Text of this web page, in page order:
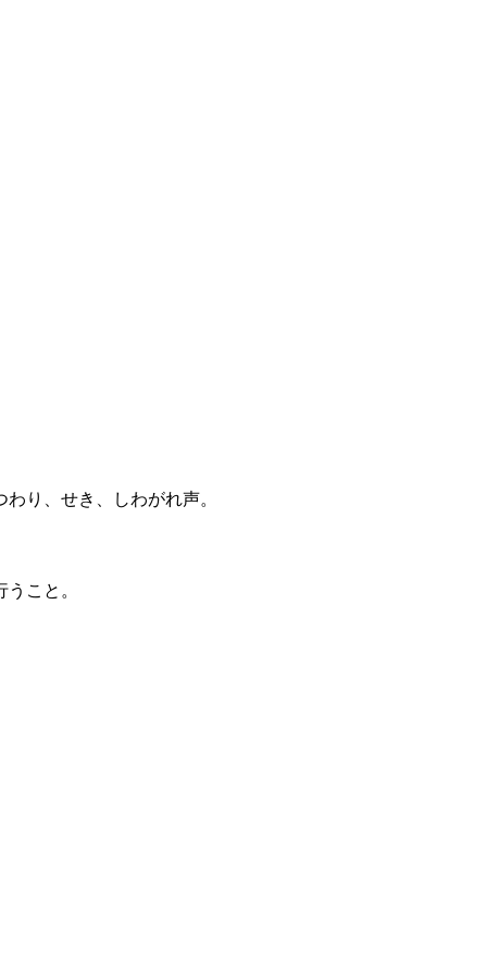
り、せき、しわがれ声。
こと。